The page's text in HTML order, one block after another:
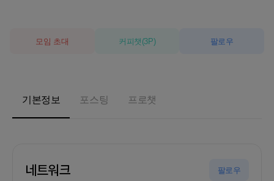
모임 초대 커피챗 (3P) 팔로우
기본정보 포스팅 프로챗
네트워크 팔로우